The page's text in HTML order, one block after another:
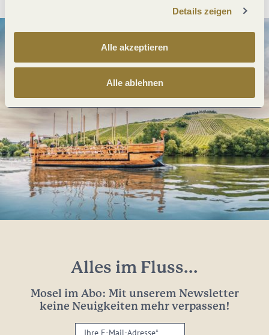
Details zeigen
Alle akzeptieren
Alle ablehnen
Alles im Fluss...
Mosel im Abo: Mit unserem Newsletter
keine Neuigkeiten mehr verpassen!
Ihre